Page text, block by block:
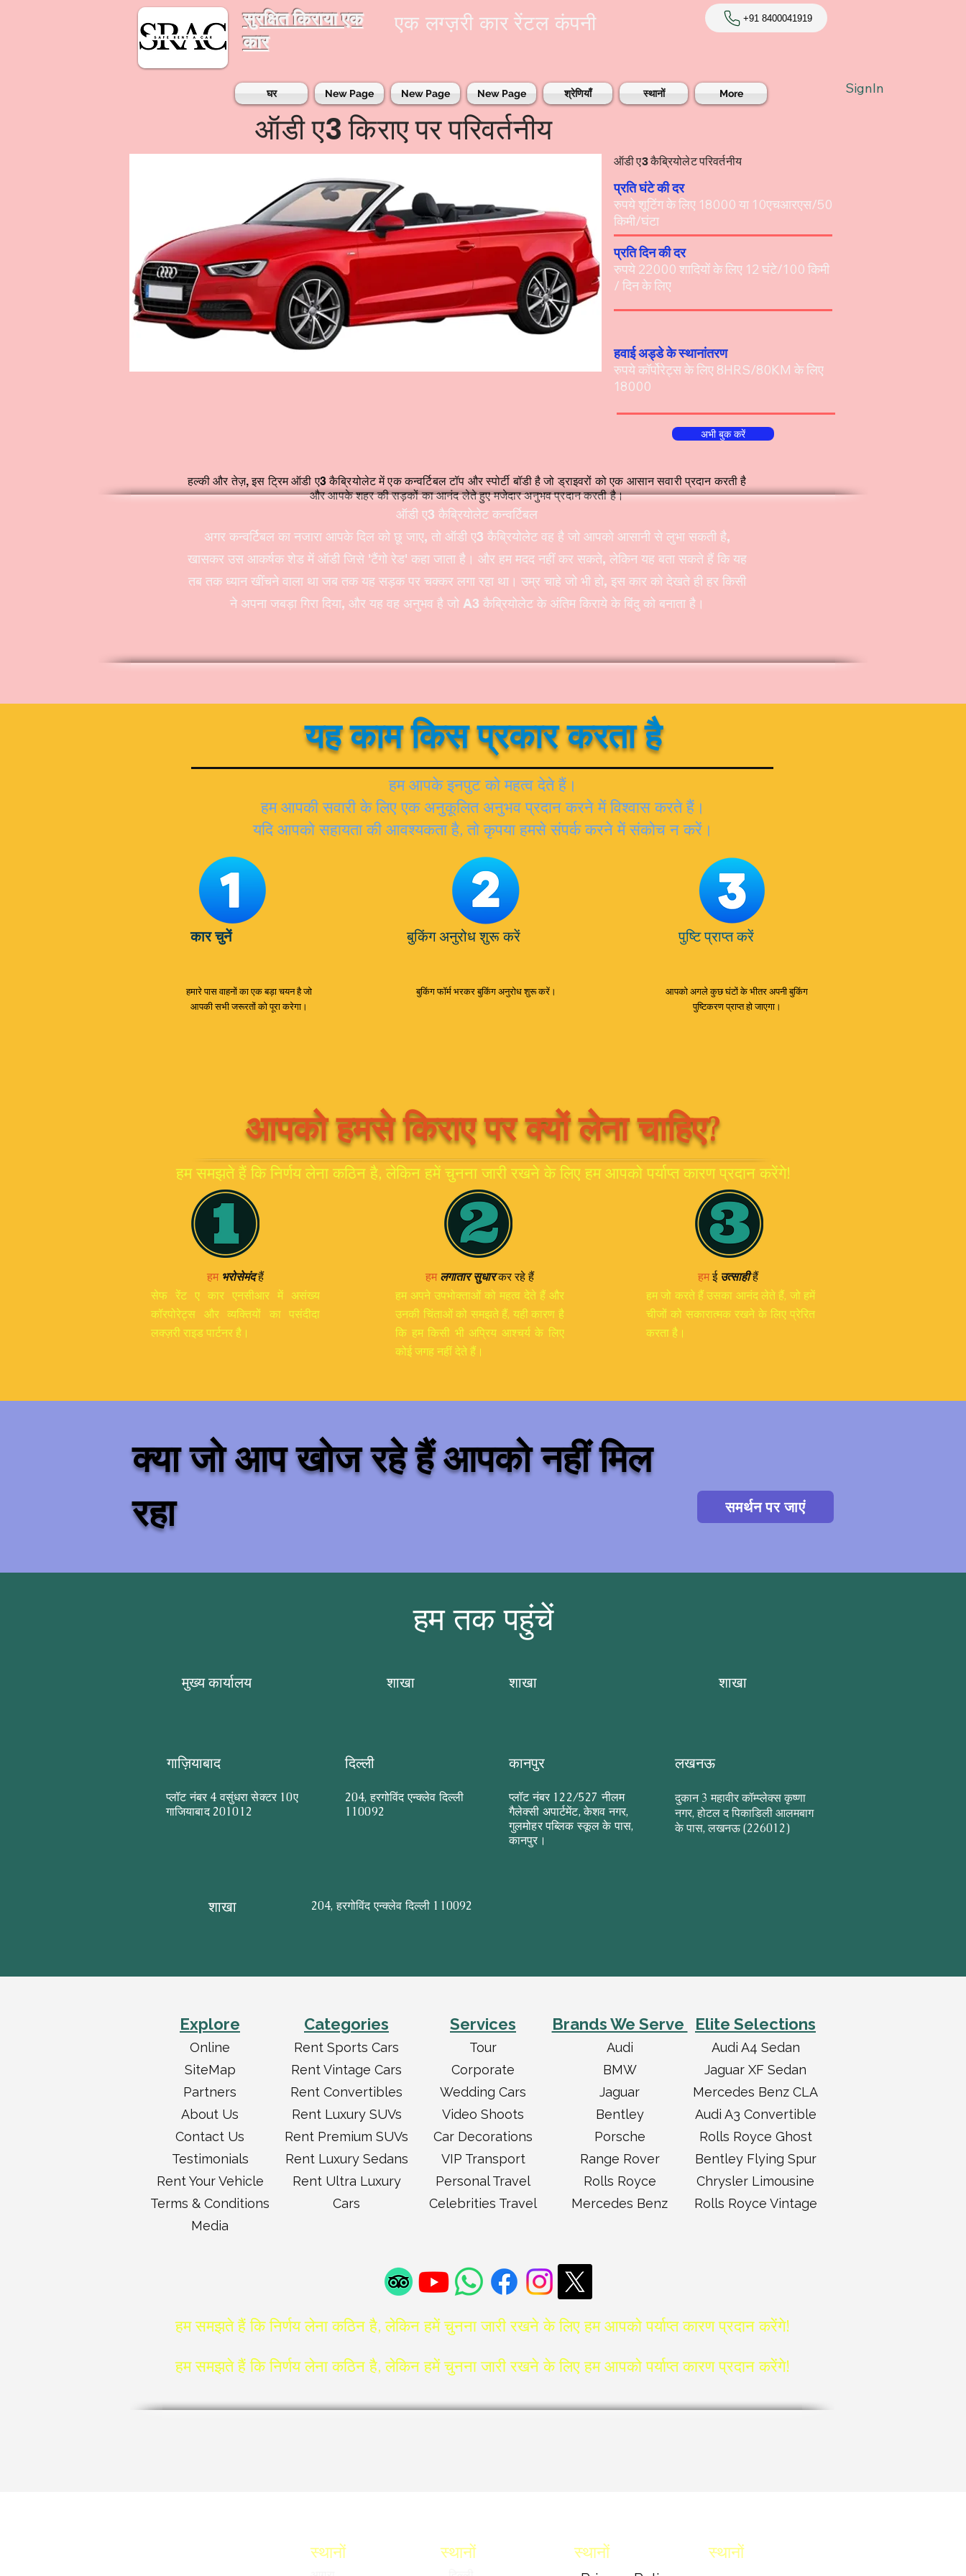
सुरक्षित किराया एक
कार
एक लग्ज़री कार रेंटल कंपनी +91 8400041919
घर New Page New Page New Page श्रेणियाँ स्थानों More SignIn
ऑडी ए3 किराए पर परिवर्तनीय
ऑडी ए3 कैब्रियोलेट परिवर्तनीय
प्रति घंटे की दर
रुपये शूटिंग के लिए 18000 या 10एचआरएस/50
किमी/घंटा
प्रति दिन की दर
रुपये 22000 शादियों के लिए 12 घंटे/100 किमी
/ दिन के लिए
हवाई अड्डे के स्थानांतरण
रुपये कॉर्पोरेट्स के लिए 8HRS/80KM के लिए
18000
अभी बुक करें
हल्की और तेज़, इस ट्रिम ऑडी ए3 कैब्रियोलेट में एक कन्वर्टिबल टॉप और स्पोर्टी बॉडी है जो ड्राइवरों को एक आसान सवारी प्रदान करती है
और आपके शहर की सड़कों का आनंद लेते हुए मजेदार अनुभव प्रदान करती है।
ऑडी ए3 कैब्रियोलेट कन्वर्टिबल
अगर कन्वर्टिबल का नजारा आपके दिल को छू जाए, तो ऑडी ए3 कैब्रियोलेट वह है जो आपको आसानी से लुभा सकती है,
खासकर उस आकर्षक शेड में ऑडी जिसे 'टैंगो रेड' कहा जाता है। और हम मदद नहीं कर सकते, लेकिन यह बता सकते हैं कि यह
तब तक ध्यान खींचने वाला था जब तक यह सड़क पर चक्कर लगा रहा था। उम्र चाहे जो भी हो, इस कार को देखते ही हर किसी
ने अपना जबड़ा गिरा दिया, और यह वह अनुभव है जो A3 कैब्रियोलेट के अंतिम किराये के बिंदु को बनाता है।
यह काम किस प्रकार करता है
हम आपके इनपुट को महत्व देते हैं।
हम आपकी सवारी के लिए एक अनुकूलित अनुभव प्रदान करने में विश्वास करते हैं।
यदि आपको सहायता की आवश्यकता है, तो कृपया हमसे संपर्क करने में संकोच न करें।
कार चुनें
हमारे पास वाहनों का एक बड़ा चयन है जो
आपकी सभी जरूरतों को पूरा करेगा।
बुकिंग अनुरोध शुरू करें
बुकिंग फॉर्म भरकर बुकिंग अनुरोध शुरू करें।
पुष्टि प्राप्त करें
आपको अगले कुछ घंटों के भीतर अपनी बुकिंग
पुष्टिकरण प्राप्त हो जाएगा।
आपको हमसे किराए पर क्यों लेना चाहिए?
हम समझते हैं कि निर्णय लेना कठिन है, लेकिन हमें चुनना जारी रखने के लिए हम आपको पर्याप्त कारण प्रदान करेंगे!
हम भरोसेमंदहैं
सेफ रेंट ए कार एनसीआर में असंख्य
कॉरपोरेट्स और व्यक्तियों का पसंदीदा
लक्ज़री राइड पार्टनर है।
हम लगातार सुधारकर रहे हैं
हम अपने उपभोक्ताओं को महत्व देते हैं और
उनकी चिंताओं को समझते हैं, यही कारण है
कि हम किसी भी अप्रिय आश्चर्य के लिए
कोई जगह नहीं देते हैं।
हमई उत्साहीहैं
हम जो करते हैं उसका आनंद लेते हैं, जो हमें
चीजों को सकारात्मक रखने के लिए प्रेरित
करता है।
क्या जो आप खोज रहे हैं आपको नहीं मिल
रहा
समर्थन पर जाएं
हम तक पहुंचें
मुख्य कार्यालय शाखा शाखा शाखा
गाज़ियाबाद
प्लॉट नंबर 4 वसुंधरा सेक्टर 10ए
गाजियाबाद 201012
दिल्ली
204, हरगोविंद एन्क्लेव दिल्ली
110092
कानपुर
प्लॉट नंबर 122/527 नीलम
गैलेक्सी अपार्टमेंट, केशव नगर,
गुलमोहर पब्लिक स्कूल के पास,
कानपुर।
लखनऊ
दुकान 3 महावीर कॉम्प्लेक्स कृष्णा
नगर, होटल द पिकाडिली आलमबाग
के पास, लखनऊ (226012)
शाखा 204, हरगोविंद एन्क्लेव दिल्ली 110092
Explore
Online
SiteMap
Partners
About Us
Contact Us
Testimonials
Rent Your Vehicle
Terms & Conditions
Media
Categories
Rent Sports Cars
Rent Vintage Cars
Rent Convertibles
Rent Luxury SUVs
Rent Premium SUVs
Rent Luxury Sedans
Rent Ultra Luxury
Cars
Services
Tour
Corporate
Wedding Cars
Video Shoots
Car Decorations
VIP Transport
Personal Travel
Celebrities Travel
Brands We Serve
Audi
BMW
Jaguar
Bentley
Porsche
Range Rover
Rolls Royce
Mercedes Benz
Elite Selections
Audi A4 Sedan
Jaguar XF Sedan
Mercedes Benz CLA
Audi A3 Convertible
Rolls Royce Ghost
Bentley Flying Spur
Chrysler Limousine
Rolls Royce Vintage
हम समझते हैं कि निर्णय लेना कठिन है, लेकिन हमें चुनना जारी रखने के लिए हम आपको पर्याप्त कारण प्रदान करेंगे!
हम समझते हैं कि निर्णय लेना कठिन है, लेकिन हमें चुनना जारी रखने के लिए हम आपको पर्याप्त कारण प्रदान करेंगे!
स्थानों स्थानों स्थानों स्थानों